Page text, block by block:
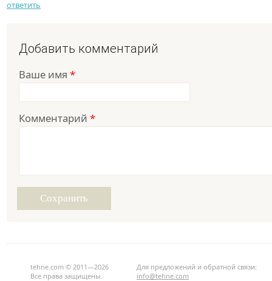
ответить
Добавить комментарий
Ваше имя *
Комментарий *
tehne.com © 2011—2026
Все права защищены.
Для предложений и обратной связи:
info@tehne.com